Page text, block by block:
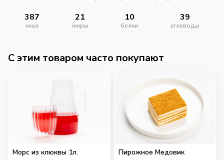
387
ккал
21
жиры
10
белки
39
углеводы
C этим товаром часто покупают
Морс из клюквы 1л. Пирожное Медовик